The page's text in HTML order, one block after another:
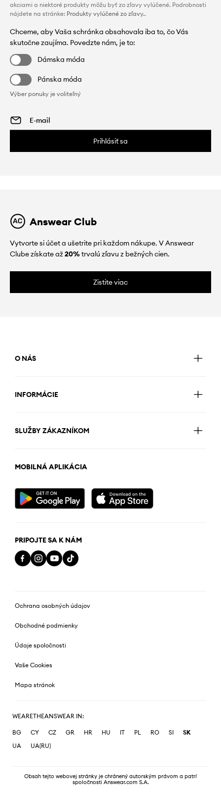
akciami a niektoré produkty môžu byť zo zľavy vylúčené. Podrobnosti
nájdete na stránke: Produkty vylúčené zo zľavy..
Chceme, aby Vaša schránka obsahovala iba to, čo Vás
skutočne zaujíma. Povedzte nám, je to:
Dámska móda
Pánska móda
Výber ponuky je voliteľný
Prihlásiť sa
Answear Club
Vytvorte si účet a ušetrite pri každom nákupe. V Answear
Clube získate až20%trvalú zľavu z bežných cien.
Zistite viac
O NÁS
INFORMÁCIE
SLUŽBY ZÁKAZNÍKOM
MOBILNÁ APLIKÁCIA
PRIPOJTE SA K NÁM
Ochrana osobných údajov
Obchodné podmienky
Údaje spoločnosti
Vaše Cookies
Mapa stránok
WEARETHEANSWEAR IN:
BG CY CZ GR HR HU IT PL RO SI
SK
UA
UA(RU)
Obsah tejto webovej stránky je chránený autorským právom a patrí
spoločnosti Answear.com S.A.